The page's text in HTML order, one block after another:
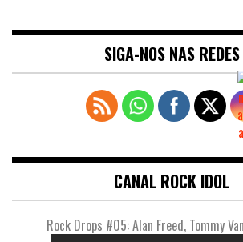
SIGA-NOS NAS REDES
CANAL ROCK IDOL
Rock Drops #05: Alan Freed, Tommy